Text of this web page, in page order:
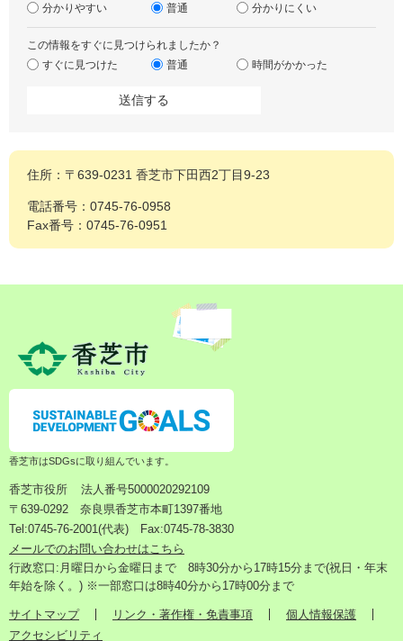
分かりやすい
普通 分かりにくい
この情報をすぐに見つけられましたか？
すぐに見つけた
普通 時間がかかった
住所：〒639-0231 香芝市下田西2丁目9-23
電話番号：0745-76-0958
Fax番号：0745-76-0951
香芝市はSDGsに取り組んでいます。
香芝市役所
法人番号5000020292109
〒639-0292 奈良県香芝市本町1397番地
Tel:0745-76-2001(代表) Fax:0745-78-3830
メールでのお問い合わせはこちら
行政窓口:月曜日から金曜日まで 8時30分から17時15分まで(祝日・年末
年始を除く。) ※一部窓口は8時40分から17時00分まで
サイトマップ リンク・著作権・免責事項
個人情報保護
アクセシビリティ